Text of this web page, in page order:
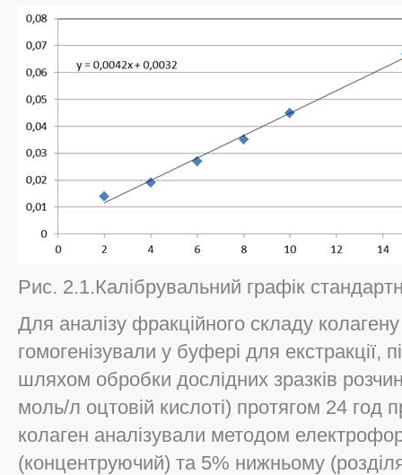
Рис. 2.1.Калібрувальний графік
Для аналізу фракційного складу колагену
гомогенізували у буфері для екстракції,
шляхом обробки дослідних зразків
моль/л оцтовій кислоті) протягом 24 год
колаген аналізували методом
(концентруючий) та 5% нижньому